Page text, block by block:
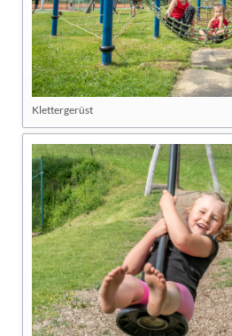
Klettergerüst